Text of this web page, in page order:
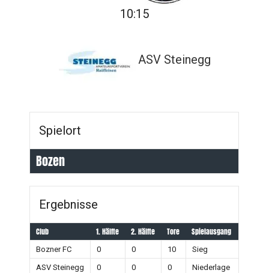
10:15
ASV Steinegg
Spielort
Bozen
Ergebnisse
Club 1. Hälfte 2. Hälfte Tore Spielausgang
Bozner FC 0 0 10
Sieg
ASV Steinegg
0 0 0 Niederlage